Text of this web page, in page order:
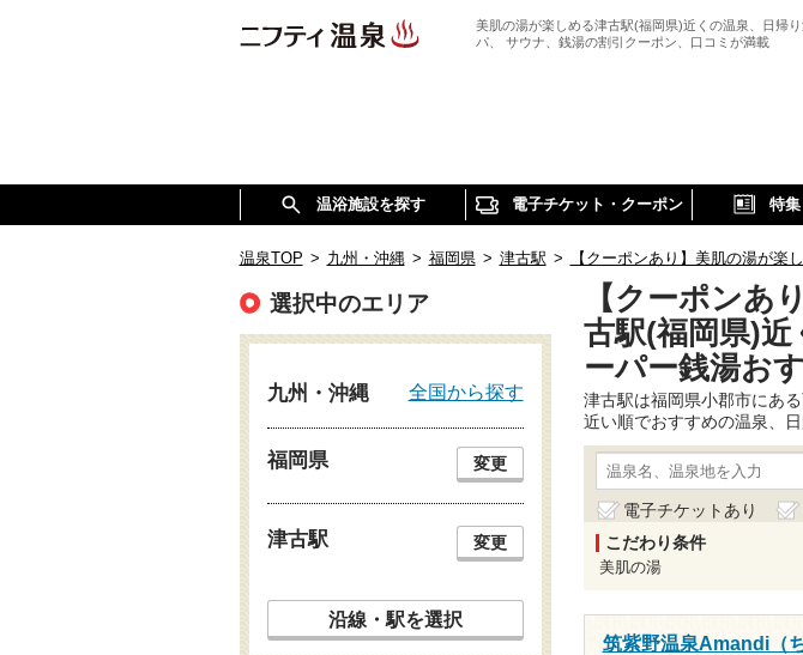
美肌の湯が楽しめる津古駅(福岡県)近くの温泉、日帰
パ、 サウナ、銭湯の割引クーポン、口コミが満載
温浴施設を探す 電子チケット・クーポン 特
温泉TOP > 九州・沖縄 > 福岡県 > 津古駅 > 【クーポンあり】美肌の湯が楽
【クーポンあ
古駅(福岡県)近
ーパー銭湯お
津古駅は福岡県小郡市にあ
近い順でおすすめの温泉、
電子チケットあり
こだわり条件
美肌の湯
筑紫野温泉Amandi（
選択中のエリア
九州・沖縄 全国から探す
福岡県 変更
津古駅 変更
沿線・駅を選択